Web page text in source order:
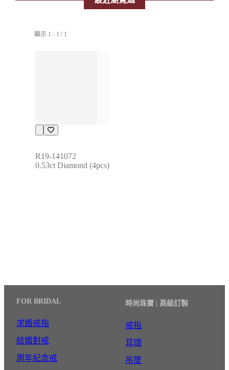
顯示 1 - 1 / 1
R19-141072
0.53ct Diamond (4pcs)
FOR BRIDAL
求婚戒指
結婚對戒
周年紀念戒
時尚珠寶 | 高級訂製
戒指
耳環
吊墜